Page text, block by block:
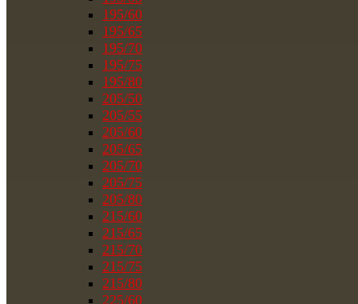
195/60
195/65
195/70
195/75
195/80
205/50
205/55
205/60
205/65
205/70
205/75
205/80
215/60
215/65
215/70
215/75
215/80
225/60